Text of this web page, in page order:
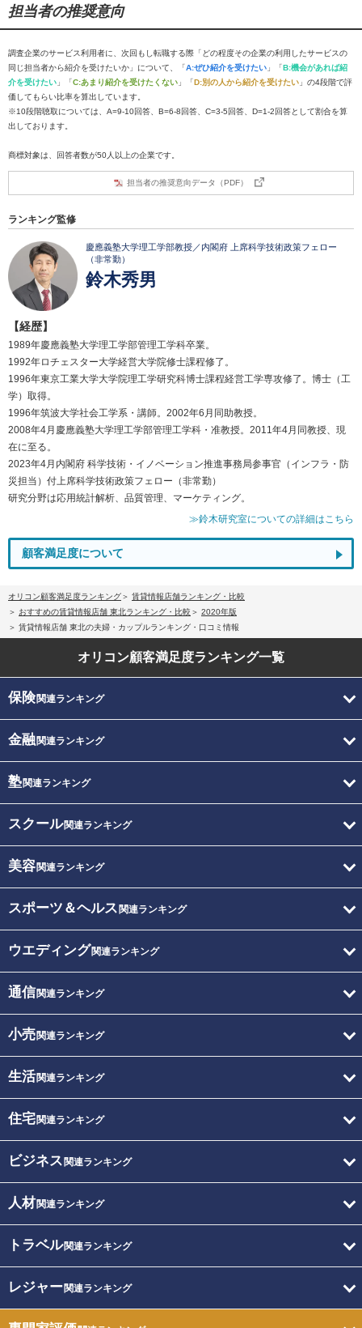
担当者の推奨意向
調査企業のサービス利用者に、次回もし転職する際「どの程度その企業の利用したサービスの
同じ担当者から紹介を受けたいか」について、「A:ぜひ紹介を受けたい 」「B:機会があれば紹
介を受けたい 」「C:あまり紹介を受けたくない 」「D:別の人から紹介を受けたい 」の4段階で評
価してもらい比率を算出しています。
※10段階聴取については、A=9-10回答、B=6-8回答、C=3-5回答、D=1-2回答として割合を算
出しております。
商標対象は、回答者数が50人以上の企業です。
担当者の推奨意向データ（PDF）
ランキング監修
慶應義塾大学理工学部教授／内閣府 上席科学技術政策フェロー
（非常勤）
鈴木秀男
【経歴】
1989年慶應義塾大学理工学部管理工学科卒業。
1992年ロチェスター大学経営大学院修士課程修了。
1996年東京工業大学大学院理工学研究科博士課程経営工学専攻修了。博士（工
学）取得。
1996年筑波大学社会工学系・講師。2002年6月同助教授。
2008年4月慶應義塾大学理工学部管理工学科・准教授。2011年4月同教授、現
在に至る。
2023年4月内閣府 科学技術・イノベーション推進事務局参事官（インフラ・防
災担当）付上席科学技術政策フェロー（非常勤）
研究分野は応用統計解析、品質管理、マーケティング。
≫鈴木研究室についての詳細はこちら
顧客満足度について
オリコン顧客満足度ランキング
賃貸情報店舗ランキング・比較
おすすめの賃貸情報店舗 東北ランキング・比較
2020年版
賃貸情報店舗 東北の夫婦・カップルランキング・口コミ情報
オリコン顧客満足度ランキング一覧
保険関連ランキング
金融関連ランキング
塾関連ランキング
スクール関連ランキング
美容関連ランキング
スポーツ＆ヘルス 関連ランキング
ウエディング関連ランキング
通信関連ランキング
小売関連ランキング
生活関連ランキング
住宅関連ランキング
ビジネス 関連ランキング
人材関連ランキング
トラベル関連ランキング
レジャー関連ランキング